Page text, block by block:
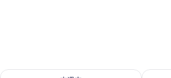
查看本週末 (8月 14 - 8月 16) 的供應情況查看下